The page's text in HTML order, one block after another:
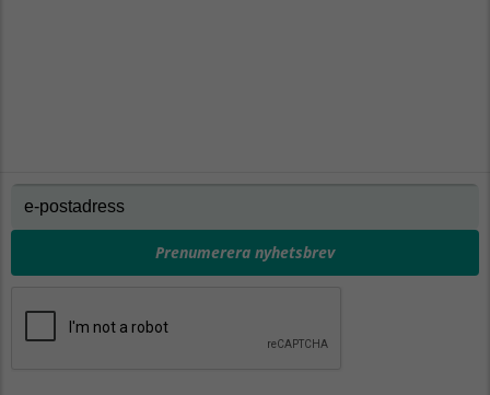
Prenumerera nyhetsbrev